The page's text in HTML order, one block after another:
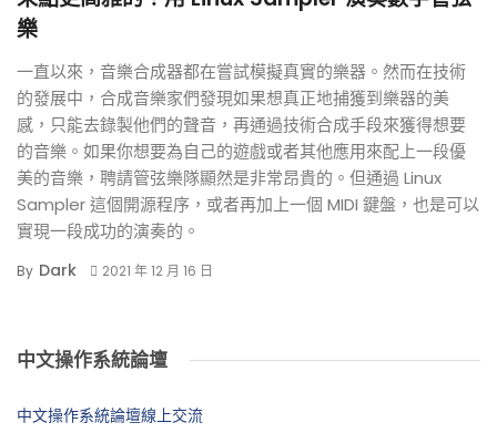
樂
一直以來，音樂合成器都在嘗試模擬真實的樂器。然而在技術
的發展中，合成音樂家們發現如果想真正地捕獲到樂器的美
感，只能去錄製他們的聲音，再通過技術合成手段來獲得想要
的音樂。如果你想要為自己的遊戲或者其他應用來配上一段優
美的音樂，聘請管弦樂隊顯然是非常昂貴的。但通過 Linux
Sampler 這個開源程序，或者再加上一個 MIDI 鍵盤，也是可以
實現一段成功的演奏的。
By Dark 2021 年 12 月 16 日
中文操作系統論壇
中文操作系統論壇線上交流